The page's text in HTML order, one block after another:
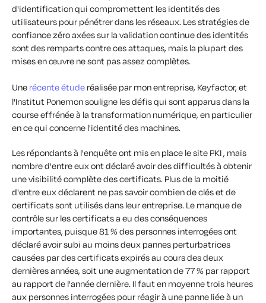
d'identification qui compromettent les identités des
utilisateurs pour pénétrer dans les réseaux. Les stratégies de
confiance zéro axées sur la validation continue des identités
sont des remparts contre ces attaques, mais la plupart des
mises en œuvre ne sont pas assez complètes.
Une récente étude réalisée par mon entreprise, Keyfactor, et
l'Institut Ponemon souligne les défis qui sont apparus dans la
course effrénée à la transformation numérique, en particulier
en ce qui concerne l'identité des machines.
Les répondants à l'enquête ont mis en place le site PKI , mais
nombre d'entre eux ont déclaré avoir des difficultés à obtenir
une visibilité complète des certificats. Plus de la moitié
d'entre eux déclarent ne pas savoir combien de clés et de
certificats sont utilisés dans leur entreprise. Le manque de
contrôle sur les certificats a eu des conséquences
importantes, puisque 81 % des personnes interrogées ont
déclaré avoir subi au moins deux pannes perturbatrices
causées par des certificats expirés au cours des deux
dernières années, soit une augmentation de 77 % par rapport
au rapport de l'année dernière. Il faut en moyenne trois heures
aux personnes interrogées pour réagir à une panne liée à un